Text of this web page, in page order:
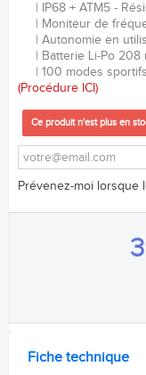
IP68 + ATM5 -
Moniteur de
Autonomie en
Batterie Li-Po 208
100 modes sportifs
(Procédure ICI)
Ce produit n'est plus en
Prévenez-moi lorsque
Fiche technique